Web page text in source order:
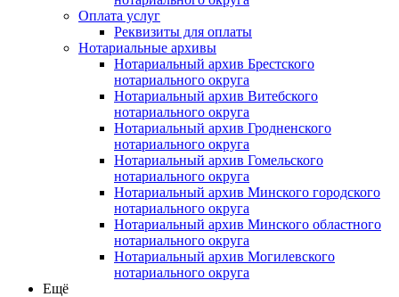
Оплата услуг
Реквизиты для оплаты
Нотариальные архивы
Нотариальный архив Брестского
нотариального округа
Нотариальный архив Витебского
нотариального округа
Нотариальный архив Гродненского
нотариального округа
Нотариальный архив Гомельского
нотариального округа
Нотариальный архив Минского городского
нотариального округа
Нотариальный архив Минского областного
нотариального округа
Нотариальный архив Могилевского
нотариального округа
Ещё